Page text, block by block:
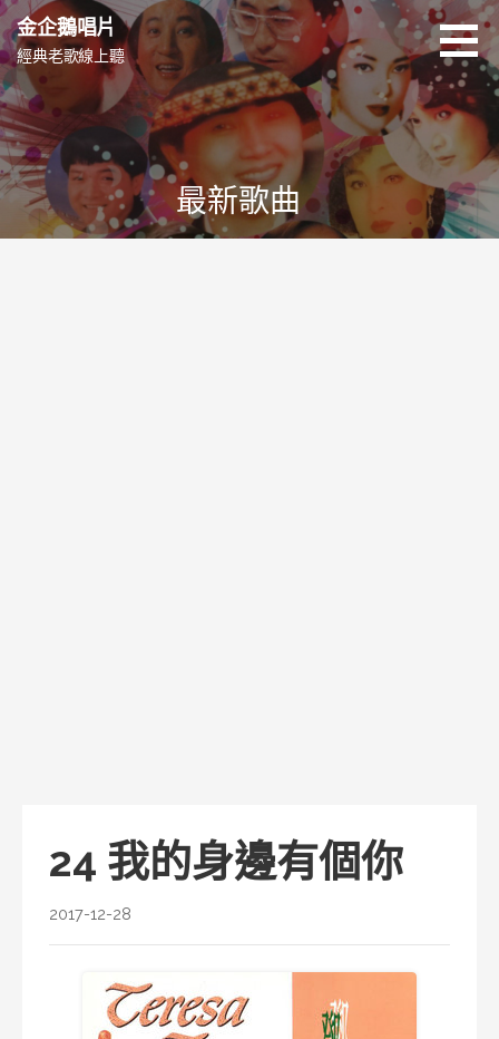
跳
至
主
要
內
容
金企鵝唱片
經典老歌線上聽
最新歌曲
24 我的身邊有個你
2017-12-28